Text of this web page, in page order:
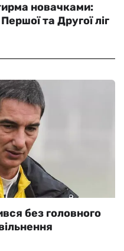
новачками:
та Другої ліг
без головного